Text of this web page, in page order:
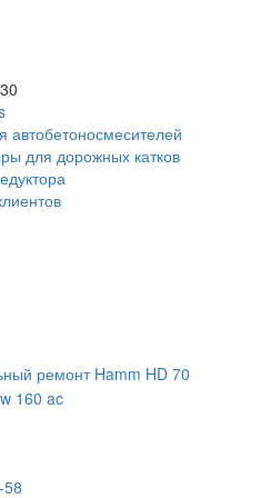
автобетоносмесителей
для дорожных катков
ремонт Hamm HD 70
160 ac
58